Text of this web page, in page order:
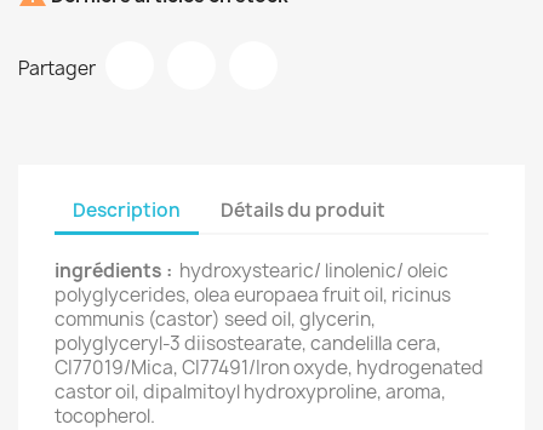
Partager
Description Détails du produit
ingrédients : hydroxystearic/ linolenic/ oleic
polyglycerides, olea europaea fruit oil, ricinus
communis (castor) seed oil, glycerin,
polyglyceryl-3 diisostearate, candelilla cera,
CI77019/Mica, CI77491/Iron oxyde, hydrogenated
castor oil, dipalmitoyl hydroxyproline, aroma,
tocopherol.